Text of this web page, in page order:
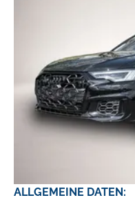
ALLGEMEINE DATEN: